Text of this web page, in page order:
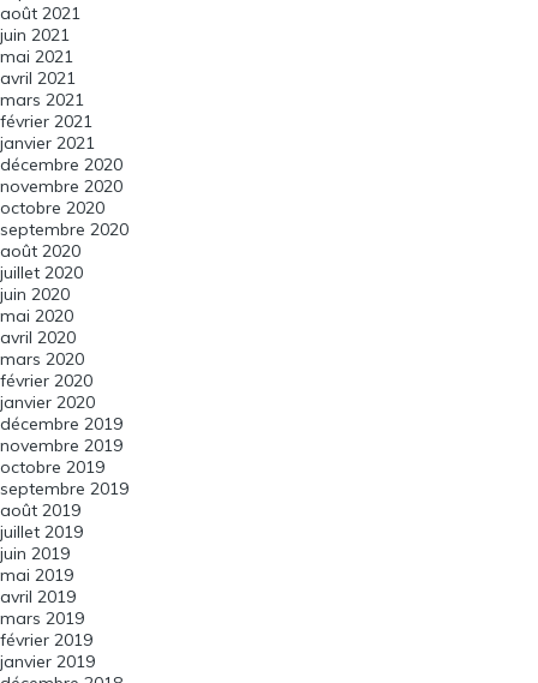
août 2021
juin 2021
mai 2021
avril 2021
mars 2021
février 2021
janvier 2021
décembre 2020
novembre 2020
octobre 2020
septembre 2020
août 2020
juillet 2020
juin 2020
mai 2020
avril 2020
mars 2020
février 2020
janvier 2020
décembre 2019
novembre 2019
octobre 2019
septembre 2019
août 2019
juillet 2019
juin 2019
mai 2019
avril 2019
mars 2019
février 2019
janvier 2019